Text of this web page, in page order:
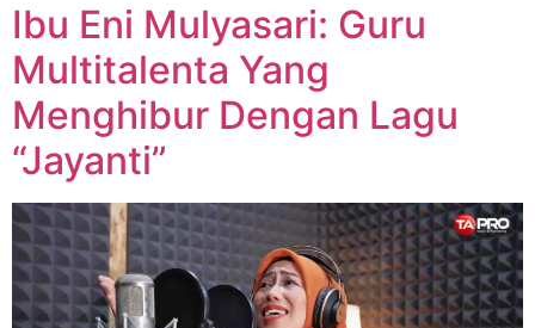
Ibu Eni Mulyasari: Guru
Multitalenta Yang
Menghibur Dengan Lagu
“Jayanti”